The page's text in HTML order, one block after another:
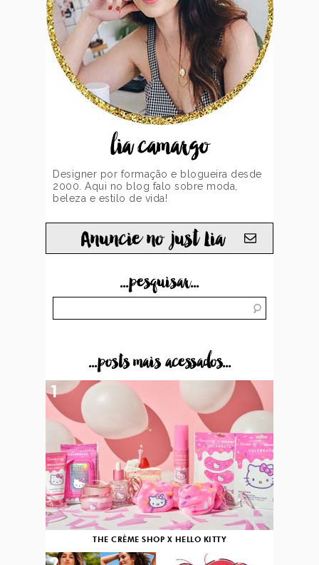
lia camargo
Designer por formação e blogueira desde
2000. Aqui no blog falo sobre moda,
beleza e estilo de vida!
Anuncie no just Lia
...pesquisar...
...posts mais acessados...
THE CRÈME SHOP X HELLO KITTY
1